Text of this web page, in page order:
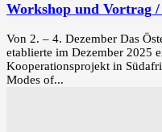
Workshop und Vortrag
Von 2. – 4. Dezember Das
etablierte im Dezember 2025
Kooperationsprojekt in
Modes of...